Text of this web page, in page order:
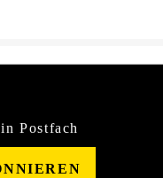
Postfach